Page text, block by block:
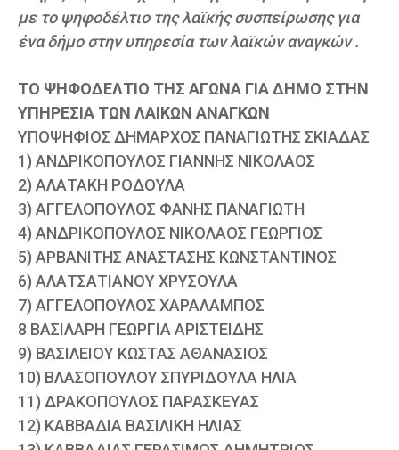
με το ψηφοδέλτιο της λαϊκής συσπείρωσης για
ένα δήμο στην υπηρεσία των λαϊκών αναγκών .
ΤΟ ΨΗΦΟΔΕΛΤΙΟ ΤΗΣ ΑΓΩΝΑ ΓΙΑ ΔΗΜΟ ΣΤΗΝ
ΥΠΗΡΕΣΙΑ ΤΩΝ ΛΑΙΚΩΝ ΑΝΑΓΚΩΝ
ΥΠΟΨΗΦΙΟΣ ΔΗΜΑΡΧΟΣ ΠΑΝΑΓΙΩΤΗΣ ΣΚΙΑΔΑΣ
1) ΑΝΔΡΙΚΟΠΟΥΛΟΣ ΓΙΑΝΝΗΣ ΝΙΚΟΛΑΟΣ
2) ΑΛΑΤΑΚΗ ΡΟΔΟΥΛΑ
3) ΑΓΓΕΛΟΠΟΥΛΟΣ ΦΑΝΗΣ ΠΑΝΑΓΙΩΤΗ
4) ΑΝΔΡΙΚΟΠΟΥΛΟΣ ΝΙΚΟΛΑΟΣ ΓΕΩΡΓΙΟΣ
5) ΑΡΒΑΝΙΤΗΣ ΑΝΑΣΤΑΣΗΣ ΚΩΝΣΤΑΝΤΙΝΟΣ
6) ΑΛΑΤΣΑΤΙΑΝΟΥ ΧΡΥΣΟΥΛΑ
7) ΑΓΓΕΛΟΠΟΥΛΟΣ ΧΑΡΑΛΑΜΠΟΣ
8 ΒΑΣΙΛΑΡΗ ΓΕΩΡΓΙΑ ΑΡΙΣΤΕΙΔΗΣ
9) ΒΑΣΙΛΕΙΟΥ ΚΩΣΤΑΣ ΑΘΑΝΑΣΙΟΣ
10) ΒΛΑΣΟΠΟΥΛΟΥ ΣΠΥΡΙΔΟΥΛΑ ΗΛΙΑ
11) ΔΡΑΚΟΠΟΥΛΟΣ ΠΑΡΑΣΚΕΥΑΣ
12) ΚΑΒΒΑΔΙΑ ΒΑΣΙΛΙΚΗ ΗΛΙΑΣ